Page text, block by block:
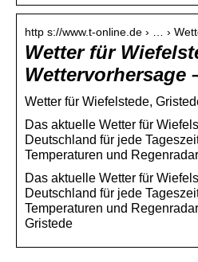
http s://www.t-online.de › … ›
Wetter für
Wettervorhersage
Wetter für Wiefelstede,
Das aktuelle Wetter für
Deutschland für jede
Temperaturen und
Das aktuelle Wetter für
Deutschland für jede
Temperaturen und
Gristede